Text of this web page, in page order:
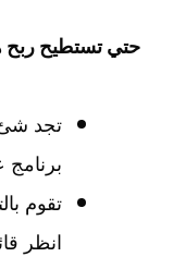
حتي تستطيح ربح
تجد شئ
برنامج
تقوم
انظر